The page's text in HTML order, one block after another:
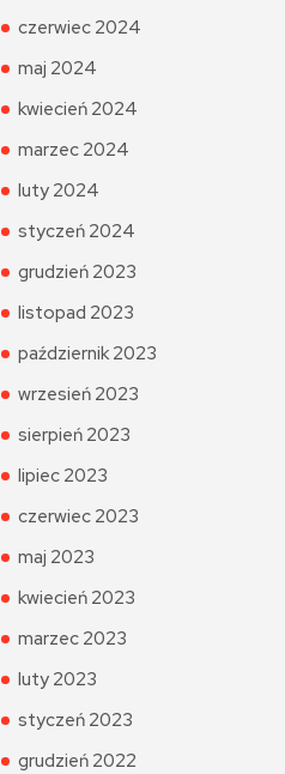
czerwiec 2024
maj 2024
kwiecień 2024
marzec 2024
luty 2024
styczeń 2024
grudzień 2023
listopad 2023
październik 2023
wrzesień 2023
sierpień 2023
lipiec 2023
czerwiec 2023
maj 2023
kwiecień 2023
marzec 2023
luty 2023
styczeń 2023
grudzień 2022